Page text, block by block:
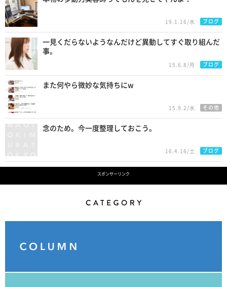
19.1.16/水 ブログ
一見くだらないようなんだけど異動してすぐ取り組んだ
事。
15.6.8/月 ブログ
また何やら微妙な気持ちにw
15.9.2/水 その他
念のため。今一度整理しておこう。
16.4.16/土 ブログ
スポンサーリンク